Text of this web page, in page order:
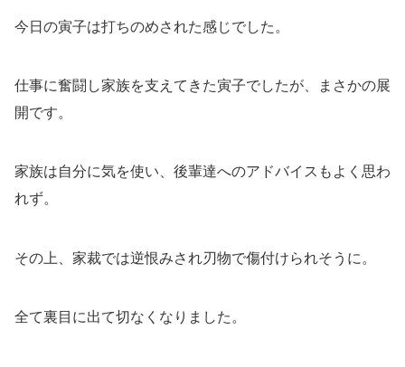
今日の寅子は打ちのめされた感じでした。
仕事に奮闘し家族を支えてきた寅子でしたが、まさかの展
開です。
家族は自分に気を使い、後輩達へのアドバイスもよく思わ
れず。
その上、家裁では逆恨みされ刃物で傷付けられそうに。
全て裏目に出て切なくなりました。